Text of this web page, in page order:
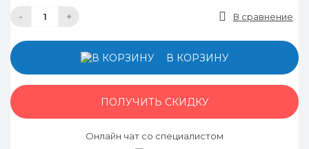
- + В сравнение
В КОРЗИНУ
ПОЛУЧИТЬ СКИДКУ
Онлайн чат со специалистом